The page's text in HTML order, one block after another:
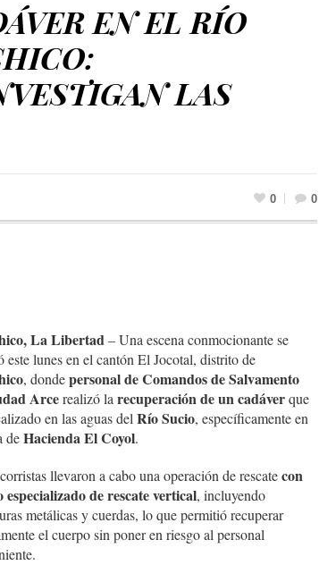
EN EL RÍO
LAS
0 0
La Libertad– Una escena conmocionante se
este lunes en el cantón El Jocotal, distrito de
, dondepersonal de Comandos de Salvamento
Arcerealizó larecuperación de un cadáverque
en las aguas delRío Sucio, específicamente en
deHacienda El Coyol.
llevaron a cabo una operación de rescatecon
especializado de rescate vertical, incluyendo
metálicas y cuerdas, lo que permitió recuperar
el cuerpo sin poner en riesgo al personal